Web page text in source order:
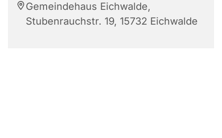
Gemeindehaus Eichwalde,
Stubenrauchstr. 19, 15732 Eichwalde